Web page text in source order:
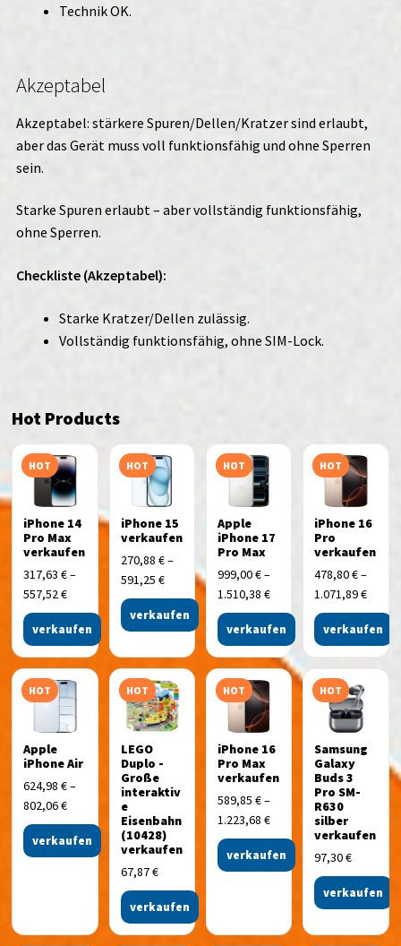
Technik OK.
Akzeptabel
Akzeptabel: stärkere Spuren/Dellen/Kratzer sind erlaubt,
aber das Gerät muss voll funktionsfähig und ohne Sperren
sein.
Starke Spuren erlaubt – aber vollständig funktionsfähig,
ohne Sperren.
Checkliste (Akzeptabel):
Starke Kratzer/Dellen zulässig.
Vollständig funktionsfähig, ohne SIM-Lock.
Hot Products
HOT
iPhone 14
Pro Max
verkaufen
317,63€–
557,52€
verkaufen
HOT
iPhone 15
verkaufen
270,88 €–
591,25 €
verkaufen
HOT
Apple
iPhone 17
Pro Max
999,00€–
1.510,38 €
verkaufen
HOT
iPhone 16
Pro
verkaufen
478,80€–
1.071,89€
verkaufen
HOT
Apple
iPhone Air
624,98€–
802,06€
verkaufen
HOT
LEGO
Duplo -
Große
interaktiv
e
Eisenbahn
(10428)
verkaufen
67,87€
verkaufen
HOT
iPhone 16
Pro Max
verkaufen
589,85 €–
1.223,68 €
verkaufen
HOT
Samsung
Galaxy
Buds 3
Pro SM-
R630
silber
verkaufen
97,30€
verkaufen